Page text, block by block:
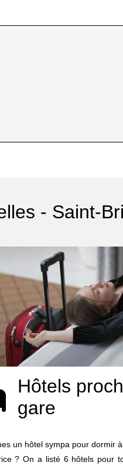
- Saint-
Hôtels
gare
un hôtel sympa pour dormir
? On a listé 6 hôtels pour